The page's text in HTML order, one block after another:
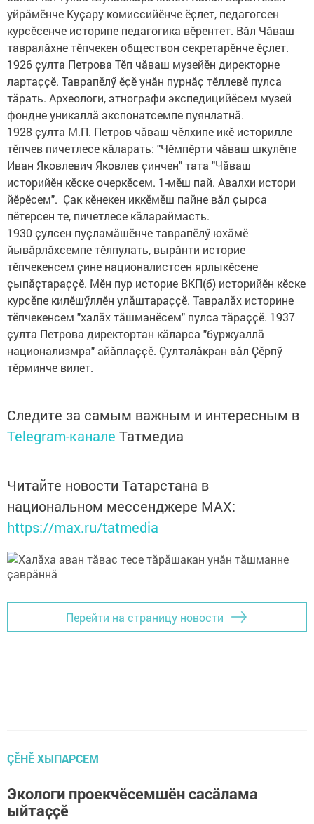
уйрӑмӗнче Куҫару комиссийӗнче ӗҫлет, педагогсен
курсӗсенче историпе педагогика вӗрентет. Вӑл Чӑваш
тавралӑхне тӗпчекен обществон секретарӗнче ӗҫлет.
1926 ҫулта Петрова Тӗп чӑваш музейӗн директорне
лартаҫҫӗ. Таврапӗлӳ ӗҫӗ унӑн пурнӑҫ тӗллевӗ пулса
тӑрать. Археологи, этнографи экспедицийӗсем музей
фондне уникаллӑ экспонатсемпе пуянлатнӑ.
1928 ҫулта М.П. Петров чӑваш чӗлхипе икӗ историлле
тӗпчев пичетлесе кӑларать: "Чӗмпӗрти чӑваш шкулӗпе
Иван Яковлевич Яковлев ҫинчен" тата "Чӑваш
историйӗн кӗске очеркӗсем. 1-мӗш пай. Авалхи истори
йӗрӗсем". Ҫак кӗнекен иккӗмӗш пайне вӑл ҫырса
пӗтерсен те, пичетлесе кӑлараймасть.
1930 ҫулсен пуҫламӑшӗнче таврапӗлӳ юхӑмӗ
йывӑрлӑхсемпе тӗлпулать, вырӑнти историе
тӗпчекенсем ҫине националистсен ярлыкӗсене
ҫыпӑҫтараҫҫӗ. Мӗн пур историе ВКП(б) историйӗн кӗске
курсӗпе килӗшӳллӗн улӑштараҫҫӗ. Тавралӑх историне
тӗпчекенсем "халӑх тӑшманӗсем" пулса тӑраҫҫӗ. 1937
ҫулта Петрова директортан кӑларса "буржуаллӑ
национализмра" айӑплаҫҫӗ. Ҫулталӑкран вӑл Ҫӗрпӳ
тӗрминче вилет.
Следите за самым важным и интересным в
Telegram-канале Татмедиа
Читайте новости Татарстана в
национальном мессенджере MАХ:
https://max.ru/tatmedia
Перейти на страницу новости
ÇӖНӖ ХЫПАРСЕМ
Экологи проекчӗсемшӗн сасӑлама
ыйтаҫҫӗ